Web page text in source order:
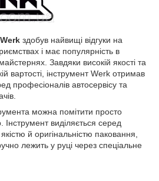
Werk здобув найвищі відгуки на
і має популярність в
Завдяки високій якості та
вартості, інструмент Werk отримав
професіоналів автосервісу та
можна помітити просто
Інструмент виділяється серед
якістю й оригінальністю паковання,
лежить у руці через спеціальне